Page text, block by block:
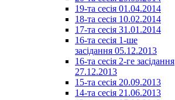
19-та сесія 01.04.2014
18-та сесія 10.02.2014
17-та сесія 31.01.2014
16-та сесія 1-ше
засідання 05.12.2013
16-та сесія 2-ге засідання
27.12.2013
15-та сесія 20.09.2013
14-та сесія 21.06.2013